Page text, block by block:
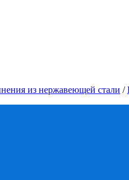
из нержавеющей стали /